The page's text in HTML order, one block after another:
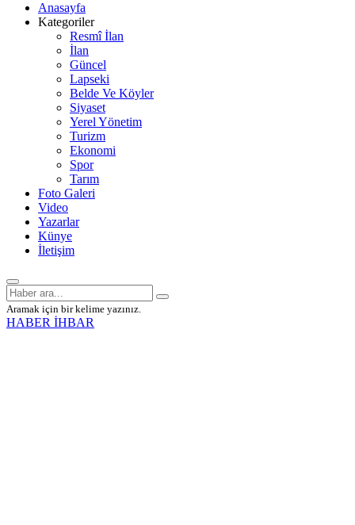
Anasayfa
Kategoriler
Resmî İlan
İlan
Güncel
Lapseki
Belde Ve Köyler
Siyaset
Yerel Yönetim
Turizm
Ekonomi
Spor
Tarım
Foto Galeri
Video
Yazarlar
Künye
İletişim
Aramak için bir kelime yazınız.
HABER İHBAR